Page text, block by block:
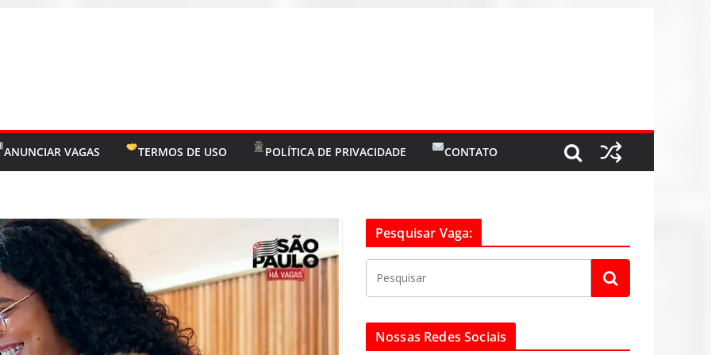
ANUNCIAR VAGAS TERMOS DE USO POLÍTICA DE PRIVACIDADE CONTATO
Pesquisar Vaga:
Nossas Redes Sociais